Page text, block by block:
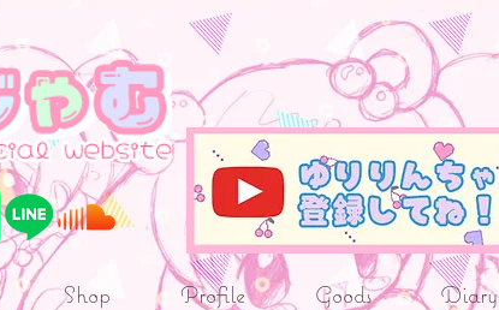
Shop Profile Goods Diary